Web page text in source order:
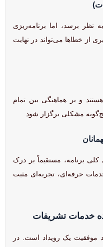
نظر برسد، اما برنامه‌ریزی
از خطاها می‌تواند در نهایت
و بر هماهنگی بین تمام
مشکلی برگزار شود.
کلی برنامه، مستقیماً بر درک
خدمات حرفه‌ای، تجربه‌ای مثبت
خدمات تشریفات
موفقیت یک رویداد است. در